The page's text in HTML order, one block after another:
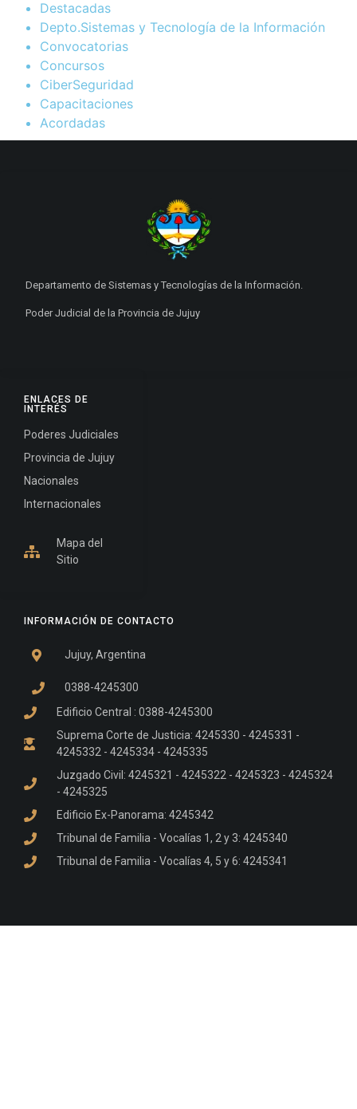
Destacadas
Depto.Sistemas y Tecnología de la Información
Convocatorias
Concursos
CiberSeguridad
Capacitaciones
Acordadas
INFORMACIÓN DE CONTACTO
Jujuy, Argentina
0388-4245300
Edificio Central : 0388-4245300
Suprema Corte de Justicia: 4245330 - 4245331 -
4245332 - 4245334 - 4245335
Juzgado Civil: 4245321 - 4245322 - 4245323 - 4245324
- 4245325
Edificio Ex-Panorama: 4245342
Tribunal de Familia - Vocalías 1, 2 y 3: 4245340
Tribunal de Familia - Vocalías 4, 5 y 6: 4245341
ENLACES DE
INTERÉS
Poderes Judiciales
Provincia de Jujuy
Nacionales
Internacionales
Mapa del
Sitio
Departamento de Sistemas y Tecnologías de la Información.
Poder Judicial de la Provincia de Jujuy